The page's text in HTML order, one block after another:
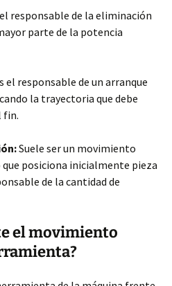
responsable de la eliminación
parte de la potencia
el responsable de un arranque
la trayectoria que debe
fin.
Suele ser un movimiento
posiciona inicialmente pieza
de la cantidad de
el movimiento